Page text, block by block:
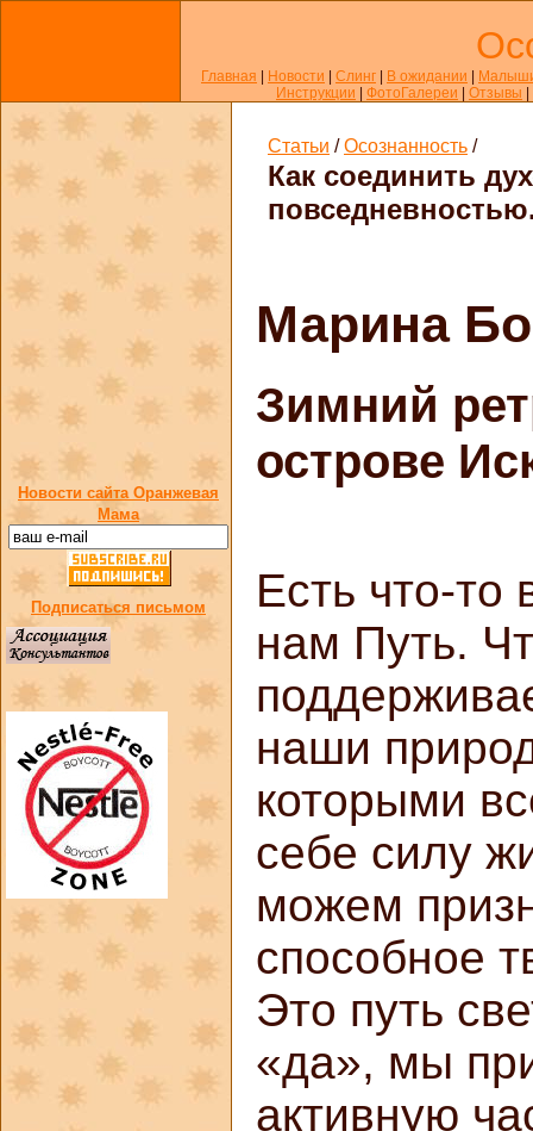
Главная Новости Слинг В ожидании
Инструкции
ФотоГалереи Отзывы
Новости сайта Оранжевая
Мама
Подписаться письмом
Статьи /Осознанность /
Как соединить
Марина
Зимний
острове
Есть что-то
нам Путь.
наши
которыми
себе силу
можем
способное
Это путь
«да», мы
активную